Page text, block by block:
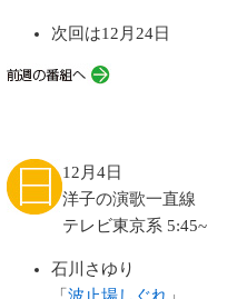
次回は12月24日
12月4日
洋子の演歌一直線
テレビ東京系 5:45~
石川さゆり